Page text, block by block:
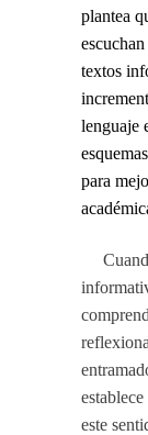
plantea
textos
lenguaje
para
este